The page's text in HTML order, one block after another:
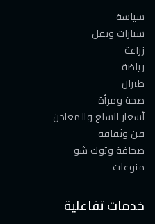
سياسة
سيارات ونقل
زراعة
رياضة
طيران
صحة ومرأة
أسعار السلع والمعادن
فن وثقافة
صحافة وتوك شو
منوعات
خدمات تفاعلية